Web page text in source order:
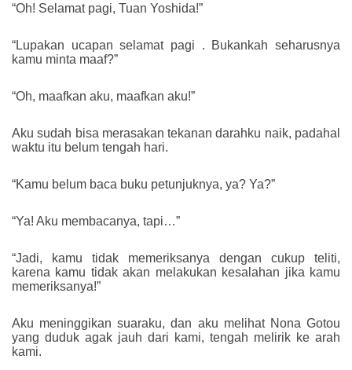
“Oh! Selamat pagi, Tuan Yoshida!”
“Lupakan ucapan selamat pagi . Bukankah seharusnya
kamu minta maaf?”
“Oh, maafkan aku, maafkan aku!”
Aku sudah bisa merasakan tekanan darahku naik, padahal
waktu itu belum tengah hari.
“Kamu belum baca buku petunjuknya, ya? Ya?”
“Ya! Aku membacanya, tapi…”
“Jadi, kamu tidak memeriksanya dengan cukup teliti,
karena kamu tidak akan melakukan kesalahan jika kamu
memeriksanya!”
Aku meninggikan suaraku, dan aku melihat Nona Gotou
yang duduk agak jauh dari kami, tengah melirik ke arah
kami.